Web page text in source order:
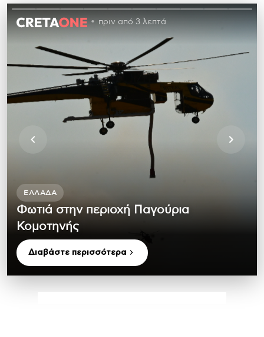
πριν από 3 λεπτά
ΕΛΛΆΔΑ
Φωτιά στην περιοχή Παγούρια
Κομοτηνής
Διαβάστε περισσότερα